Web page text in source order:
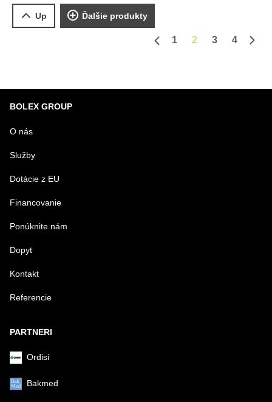
Up Ďalšie produkty
1 2 3
4
BOLEX GROUP
O nás
Služby
Dotácie z EU
Financovanie
Ponúknite nám
Dopyt
Kontakt
Referencie
PARTNERI
Ordisi
Bakmed